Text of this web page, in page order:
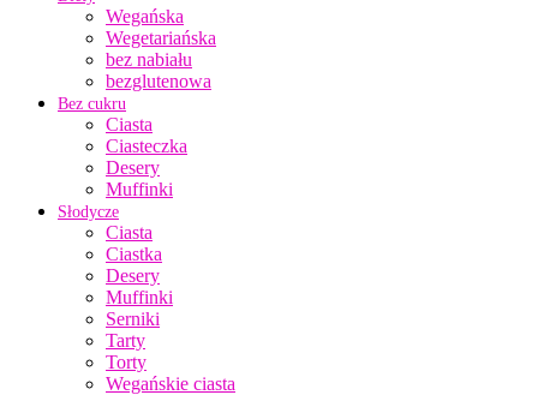
Wegańska
Wegetariańska
bez nabiału
bezglutenowa
Bez cukru
Ciasta
Ciasteczka
Desery
Muffinki
Słodycze
Ciasta
Ciastka
Desery
Muffinki
Serniki
Tarty
Torty
Wegańskie ciasta